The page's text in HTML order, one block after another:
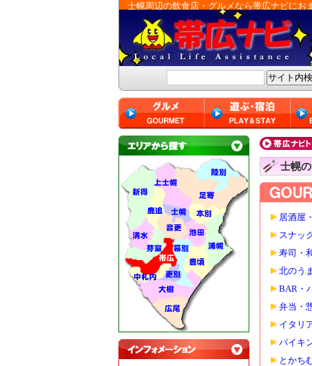
士幌周辺の飲食店・グルメなら帯広ナビにお
士幌
居酒屋
スナッ
寿司・
北のう
BAR・
弁当・
イタリ
バイキ
とかち